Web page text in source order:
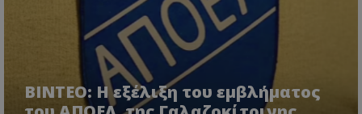
ΒΙΝΤΕΟ: Η εξέλιξη του εμβλήματος